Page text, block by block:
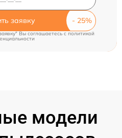
заявку
Вы соглашаетесь cполитикой
модели